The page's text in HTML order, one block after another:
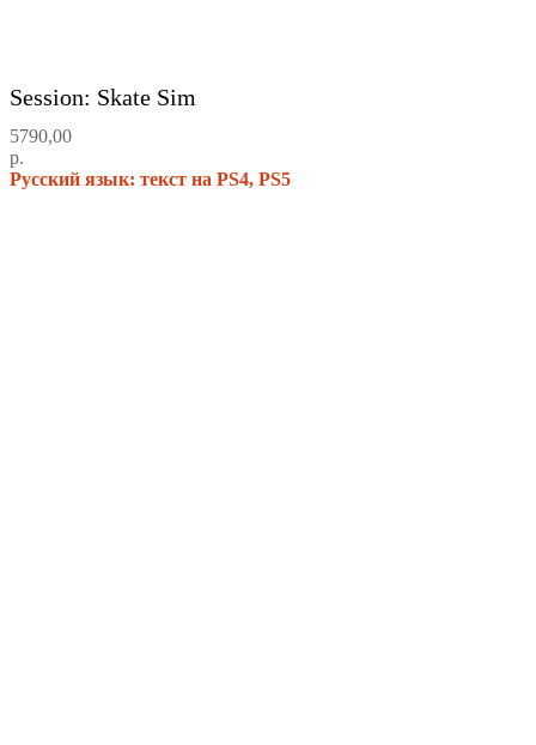
Session: Skate Sim
5790,00
р.
Русский язык: текст на PS4, PS5